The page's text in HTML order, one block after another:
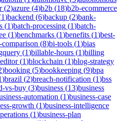
(2)azure (4)b2b (18)b2b-ecommerce
1)backend (6)backup (2)bank-
(1)batch-processing (1)batch-
(1)benchmarks (1)benefits (1)best-
(8)bi-tools (1)bias
(1)billable-hours (1)billing
(1)blockchain (1)blog-strategy
)booking (5)bookkeeping (9)bpa
)brazil (2)breach-notification (1)bss
vs-buy (3)business (13)business
automation (1)business-case
growth (1)business-intelligence
(1)business-plan